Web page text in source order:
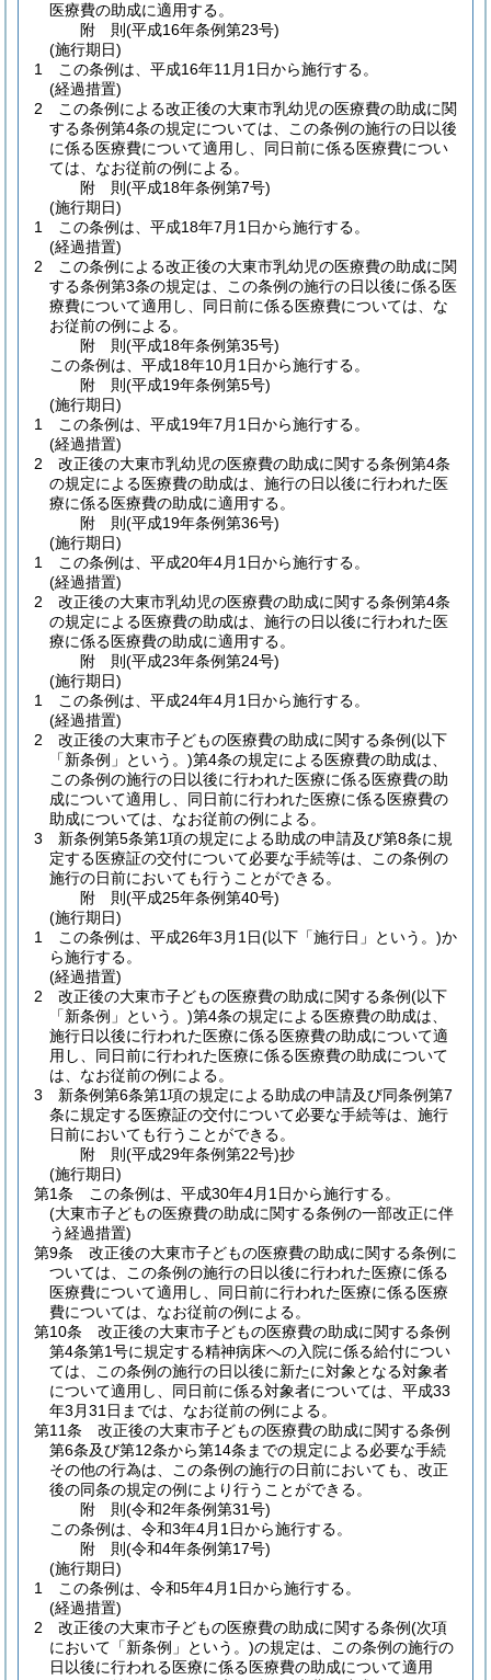
医療費の助成に適用する。
附 則(平成16年条例第23号)
(施行期日)
1
この条例は、平成16年11月1日から施行する。
(経過措置)
2
この条例による改正後の大東市乳幼児の医療費の助成に関
する条例第4条の規定については、この条例の施行の日以後
に係る医療費について適用し、同日前に係る医療費につい
ては、なお従前の例による。
附 則(平成18年条例第7号)
(施行期日)
1
この条例は、平成18年7月1日から施行する。
(経過措置)
2
この条例による改正後の大東市乳幼児の医療費の助成に関
する条例第3条の規定は、この条例の施行の日以後に係る医
療費について適用し、同日前に係る医療費については、な
お従前の例による。
附 則(平成18年条例第35号)
この条例は、平成18年10月1日から施行する。
附 則(平成19年条例第5号)
(施行期日)
1
この条例は、平成19年7月1日から施行する。
(経過措置)
2
改正後の大東市乳幼児の医療費の助成に関する条例第4条
の規定による医療費の助成は、施行の日以後に行われた医
療に係る医療費の助成に適用する。
附 則(平成19年条例第36号)
(施行期日)
1
この条例は、平成20年4月1日から施行する。
(経過措置)
2
改正後の大東市乳幼児の医療費の助成に関する条例第4条
の規定による医療費の助成は、施行の日以後に行われた医
療に係る医療費の助成に適用する。
附 則(平成23年条例第24号)
(施行期日)
1
この条例は、平成24年4月1日から施行する。
(経過措置)
2
改正後の大東市子どもの医療費の助成に関する条例(以下
「新条例」という。)第4条の規定による医療費の助成は、
この条例の施行の日以後に行われた医療に係る医療費の助
成について適用し、同日前に行われた医療に係る医療費の
助成については、なお従前の例による。
3
新条例第5条第1項の規定による助成の申請及び第8条に規
定する医療証の交付について必要な手続等は、この条例の
施行の日前においても行うことができる。
附 則(平成25年条例第40号)
(施行期日)
1
この条例は、平成26年3月1日(以下「施行日」という。)か
ら施行する。
(経過措置)
2
改正後の大東市子どもの医療費の助成に関する条例(以下
「新条例」という。)第4条の規定による医療費の助成は、
施行日以後に行われた医療に係る医療費の助成について適
用し、同日前に行われた医療に係る医療費の助成について
は、なお従前の例による。
3
新条例第6条第1項の規定による助成の申請及び同条例第7
条に規定する医療証の交付について必要な手続等は、施行
日前においても行うことができる。
附 則(平成29年条例第22号)抄
(施行期日)
第1条
この条例は、平成30年4月1日から施行する。
(大東市子どもの医療費の助成に関する条例の一部改正に伴
う経過措置)
第9条
改正後の大東市子どもの医療費の助成に関する条例に
ついては、この条例の施行の日以後に行われた医療に係る
医療費について適用し、同日前に行われた医療に係る医療
費については、なお従前の例による。
第10条
改正後の大東市子どもの医療費の助成に関する条例
第4条第1号に規定する精神病床への入院に係る給付につい
ては、この条例の施行の日以後に新たに対象となる対象者
について適用し、同日前に係る対象者については、平成33
年3月31日までは、なお従前の例による。
第11条
改正後の大東市子どもの医療費の助成に関する条例
第6条及び第12条から第14条までの規定による必要な手続
その他の行為は、この条例の施行の日前においても、改正
後の同条の規定の例により行うことができる。
附 則(令和2年条例第31号)
この条例は、令和3年4月1日から施行する。
附 則(令和4年条例第17号)
(施行期日)
1
この条例は、令和5年4月1日から施行する。
(経過措置)
2
改正後の大東市子どもの医療費の助成に関する条例(次項
において「新条例」という。)の規定は、この条例の施行の
日以後に行われる医療に係る医療費の助成について適用